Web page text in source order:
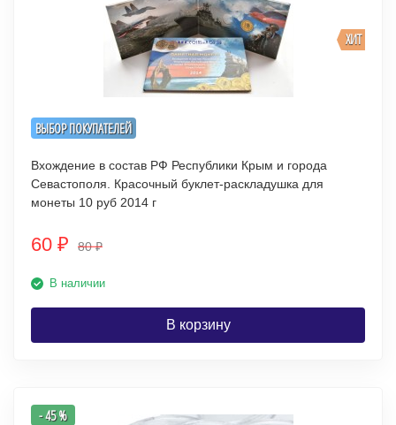
ВЫБОР ПОКУПАТЕЛЕЙ
ХИТ
Вхождение в состав РФ Республики Крым и города
Севастополя. Красочный буклет-раскладушка для
монеты 10 руб 2014 г
60 ₽ 80₽
В наличии
В корзину
- 45 %